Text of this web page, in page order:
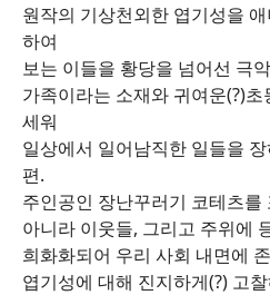
원작의 기상천외한 엽기성을
하여
보는 이들을 황당을 넘어선 극
가족이라는 소재와 귀여운(?)
세워
일상에서 일어남직한 일들을
편.
주인공인 장난꾸러기 코테츠
아니라 이웃들, 그리고 주위에
희화화되어 우리 사회 내면에
엽기성에 대해 진지하게(?) 고